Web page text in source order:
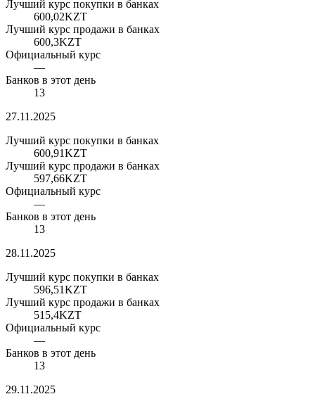
Лучший курс покупки в банках
600,02KZT
Лучший курс продажи в банках
600,3KZT
Официальный курс
—
Банков в этот день
13
27.11.2025
Лучший курс покупки в банках
600,91KZT
Лучший курс продажи в банках
597,66KZT
Официальный курс
—
Банков в этот день
13
28.11.2025
Лучший курс покупки в банках
596,51KZT
Лучший курс продажи в банках
515,4KZT
Официальный курс
—
Банков в этот день
13
29.11.2025